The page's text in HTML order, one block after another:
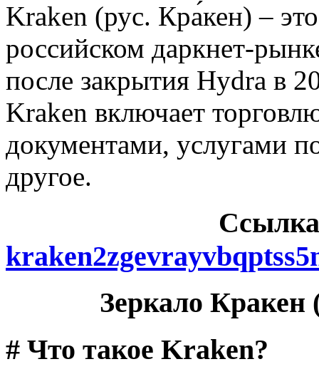
Kraken (рус. Кра́кен) –
российском даркнет-
после закрытия Hydra в
Kraken включает
документами, услугами
другое.
Зеркало Кракен
# Что такое Kraken?